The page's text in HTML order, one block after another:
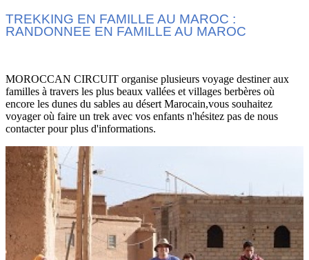
TREKKING EN FAMILLE AU MAROC :
RANDONNEE EN FAMILLE AU MAROC
MOROCCAN CIRCUIT organise plusieurs voyage destiner aux
familles à travers les plus beaux vallées et villages berbères où
encore les dunes du sables au désert Marocain,vous souhaitez
voyager où faire un trek avec vos enfants n'hésitez pas de nous
contacter pour plus d'informations.